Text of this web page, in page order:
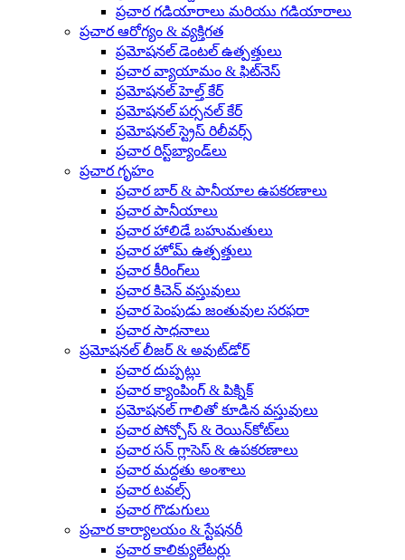
ప్రచార గడియారాలు మరియు గడియారాలు
ప్రచార ఆరోగ్యం & వ్యక్తిగత
ప్రమోషనల్ డెంటల్ ఉత్పత్తులు
ప్రచార వ్యాయామం & ఫిట్‌నెస్
ప్రమోషనల్ హెల్త్ కేర్
ప్రమోషనల్ పర్సనల్ కేర్
ప్రమోషనల్ స్ట్రెస్ రిలీవర్స్
ప్రచార రిస్ట్‌బ్యాండ్‌లు
ప్రచార గృహం
ప్రచార బార్ & పానీయాల ఉపకరణాలు
ప్రచార పానీయాలు
ప్రచార హాలిడే బహుమతులు
ప్రచార హోమ్ ఉత్పత్తులు
ప్రచార కీరింగ్‌లు
ప్రచార కిచెన్ వస్తువులు
ప్రచార పెంపుడు జంతువుల సరఫరా
ప్రచార సాధనాలు
ప్రమోషనల్ లీజర్ & అవుట్‌డోర్
ప్రచార దుప్పట్లు
ప్రచార క్యాంపింగ్ & పిక్నిక్
ప్రమోషనల్ గాలితో కూడిన వస్తువులు
ప్రచార పోన్చోస్ & రెయిన్‌కోట్‌లు
ప్రచార సన్ గ్లాసెస్ & ఉపకరణాలు
ప్రచార మద్దతు అంశాలు
ప్రచార టవల్స్
ప్రచార గొడుగులు
ప్రచార కార్యాలయం & స్టేషనరీ
ప్రచార కాలిక్యులేటర్లు